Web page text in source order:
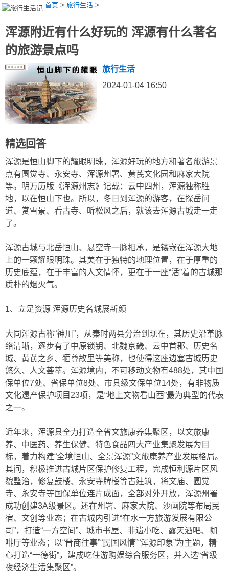
首页 > 旅行生活 >
浑源附近有什么好玩的 浑源有什么著名
的旅游景点吗
旅行生活
2024-01-04 16:50
精选回答
浑源是恒山脚下的耀眼明珠，浑源好玩的地方和著名旅游景
点有圆觉寺、永安寺、浑源州署、黄芪文化园和麻家大院
等。明万历版《浑源州志》记载：云中四州，浑源独称胜
地，以在恒山下也。所以，冬日到浑源的游客，在探岳问
道、赏雪景、看古寺、听松风之后，就该去浑源古城走一走
了。
浑源古城与北岳恒山、悬空寺一脉相承，是镶嵌在浑源大地
上的一颗耀眼明珠。其美在于独特的地理位置，在于厚重的
历史底蕴，在于丰富的人文情怀，更在于一座“活”着的古城那
质朴的烟火气。
1、立足资源 浑源历史名城展新颜
大同浑源古称“神川”，从秦时两县分治到现在，其历史沿革脉
络清晰，逐步有了中原锁钥、北魏京畿、云中首郡、历史名
城、黄芪之乡、牺尊故里等美称，也使得这座边塞古城历史
悠久、人文荟萃。浑源境内，不可移动文物有488处，其中国
保单位7处、省保单位8处、市县级文保单位14处，有非物质
文化遗产保护项目23项，是“地上文物看山西”最为典型的代表
之一。
近年来，浑源县全力打造全省文旅康养集聚区，以文旅康
养、中医药、养生保健、特色食品四大产业集聚发展为目
标，着力构建“全境恒山、全景浑源”文旅康养产业发展格局。
其间，积极推进古城片区保护修复工程，完成恒利源片区风
貌整治，修复鼓楼、永安寺牌楼等古建筑，将文庙、圆觉
寺、永安寺等国保单位连片成面，全部对外开放，浑源州署
成功创建3A级景区。还在州署、麻家大院、沙画院等布局民
宿、文创等业态；在古城内引进“在水一方旅游发展有限公
司”，打造“一方空间”、城市书屋、非遗小吃、露天酒吧、咖
啡厅等业态；以“晋商往事”“民国风情”“浑源印象”为主题，精
心打造“一德街”，建成吃住游购娱综合服务区，并入选“省级
夜经济生活集聚区”。